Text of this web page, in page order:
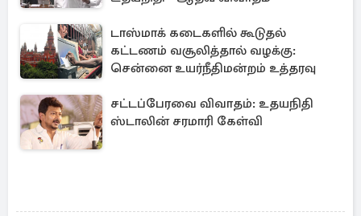
டாஸ்மாக் கடைகளில் கூடுதல்
கட்டணம் வசூலித்தால் வழக்கு:
சென்னை உயர்நீதிமன்றம் உத்தரவு
சட்டப்பேரவை விவாதம்: உதயநிதி
ஸ்டாலின் சரமாரி கேள்வி